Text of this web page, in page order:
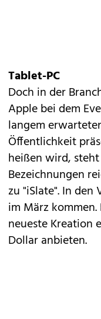
Tablet-PC
Doch in der
Apple bei dem
langem
Öffentlichkeit
heißen wird,
Bezeichnungen
zu "iSlate". In
im März
neueste Kreation
Dollar anbieten.